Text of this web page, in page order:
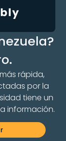
rápida,
por la
tiene un
información.